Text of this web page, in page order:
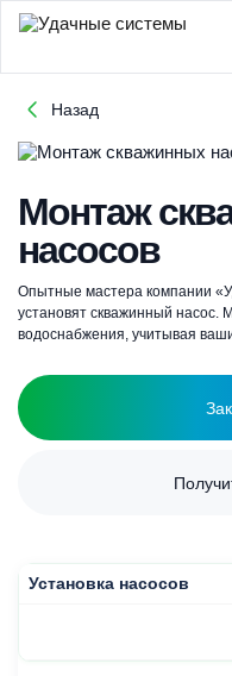
Назад
Монтаж
насосов
Опытные мастера компании
установят скважинный
водоснабжения, учитывая
Установка насосов